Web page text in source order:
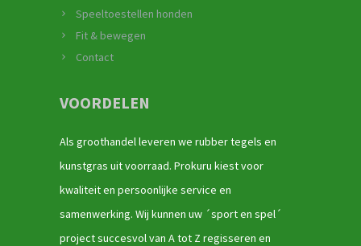
Speeltoestellen honden
Fit & bewegen
Contact
VOORDELEN
Als groothandel leveren we rubber tegels en
kunstgras uit voorraad. Prokuru kiest voor
kwaliteit en persoonlijke service en
samenwerking. Wij kunnen uw ´sport en spel´
project succesvol van A tot Z regisseren en